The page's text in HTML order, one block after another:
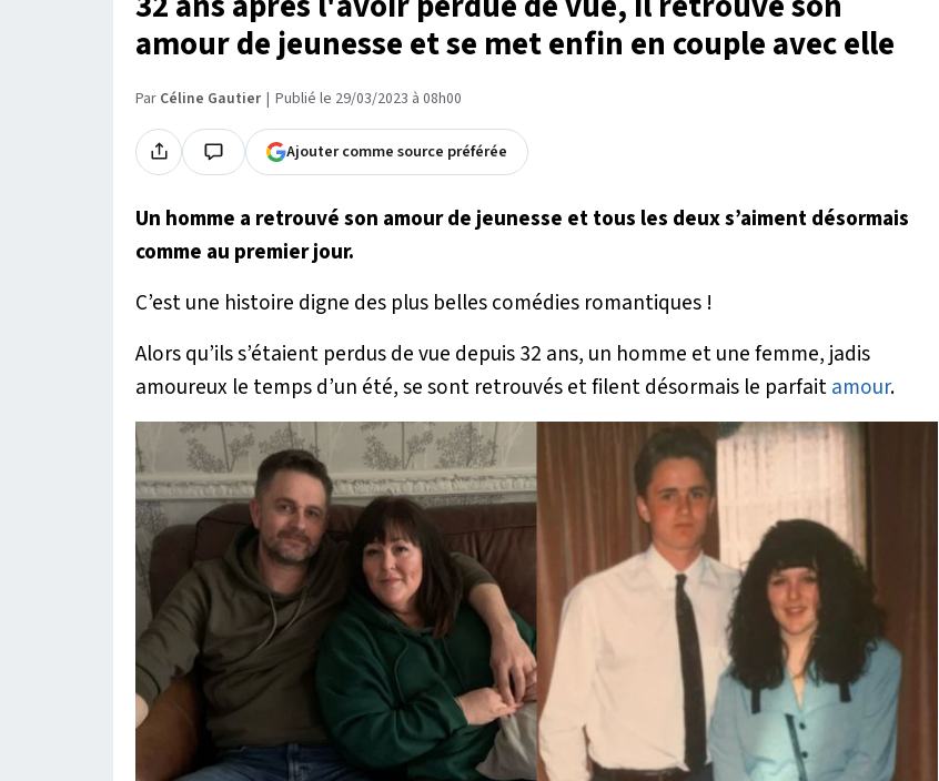
amour de jeunesse et se met enfin en couple avec elle
Par Céline Gautier Publié le 29/03/2023 à 08h00
Ajouter comme source préférée
Un homme a retrouvé son amour de jeunesse et tous les deux s’aiment désormais
comme au premier jour.
C’est une histoire digne des plus belles comédies romantiques !
Alors qu’ils s’étaient perdus de vue depuis 32 ans, un homme et une femme, jadis
amoureux le temps d’un été, se sont retrouvés et filent désormais le parfaitamour.